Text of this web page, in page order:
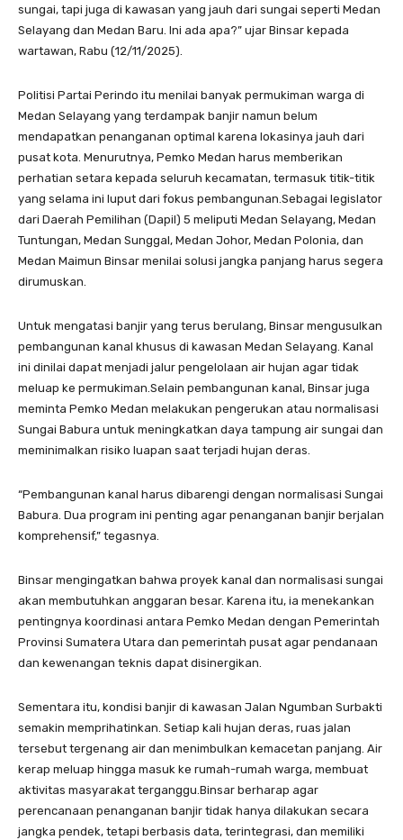
sungai, tapi juga di kawasan yang jauh dari sungai seperti Medan
Selayang dan Medan Baru. Ini ada apa?” ujar Binsar kepada
wartawan, Rabu (12/11/2025).
Politisi Partai Perindo itu menilai banyak permukiman warga di
Medan Selayang yang terdampak banjir namun belum
mendapatkan penanganan optimal karena lokasinya jauh dari
pusat kota. Menurutnya, Pemko Medan harus memberikan
perhatian setara kepada seluruh kecamatan, termasuk titik-titik
yang selama ini luput dari fokus pembangunan.Sebagai legislator
dari Daerah Pemilihan (Dapil) 5 meliputi Medan Selayang, Medan
Tuntungan, Medan Sunggal, Medan Johor, Medan Polonia, dan
Medan Maimun Binsar menilai solusi jangka panjang harus segera
dirumuskan.
Untuk mengatasi banjir yang terus berulang, Binsar mengusulkan
pembangunan kanal khusus di kawasan Medan Selayang. Kanal
ini dinilai dapat menjadi jalur pengelolaan air hujan agar tidak
meluap ke permukiman.Selain pembangunan kanal, Binsar juga
meminta Pemko Medan melakukan pengerukan atau normalisasi
Sungai Babura untuk meningkatkan daya tampung air sungai dan
meminimalkan risiko luapan saat terjadi hujan deras.
“Pembangunan kanal harus dibarengi dengan normalisasi Sungai
Babura. Dua program ini penting agar penanganan banjir berjalan
komprehensif,” tegasnya.
Binsar mengingatkan bahwa proyek kanal dan normalisasi sungai
akan membutuhkan anggaran besar. Karena itu, ia menekankan
pentingnya koordinasi antara Pemko Medan dengan Pemerintah
Provinsi Sumatera Utara dan pemerintah pusat agar pendanaan
dan kewenangan teknis dapat disinergikan.
Sementara itu, kondisi banjir di kawasan Jalan Ngumban Surbakti
semakin memprihatinkan. Setiap kali hujan deras, ruas jalan
tersebut tergenang air dan menimbulkan kemacetan panjang. Air
kerap meluap hingga masuk ke rumah-rumah warga, membuat
aktivitas masyarakat terganggu.Binsar berharap agar
perencanaan penanganan banjir tidak hanya dilakukan secara
jangka pendek, tetapi berbasis data, terintegrasi, dan memiliki